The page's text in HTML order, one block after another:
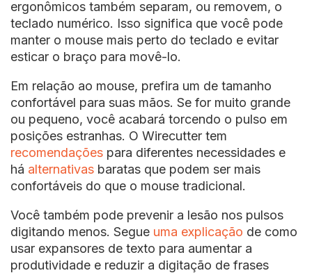
ergonômicos também separam, ou removem, o
teclado numérico. Isso significa que você pode
manter o mouse mais perto do teclado e evitar
esticar o braço para movê-lo.
Em relação ao mouse, prefira um de tamanho
confortável para suas mãos. Se for muito grande
ou pequeno, você acabará torcendo o pulso em
posições estranhas. O Wirecutter tem
recomendações para diferentes necessidades e
há alternativas baratas que podem ser mais
confortáveis do que o mouse tradicional.
Você também pode prevenir a lesão nos pulsos
digitando menos. Segue uma explicação de como
usar expansores de texto para aumentar a
produtividade e reduzir a digitação de frases